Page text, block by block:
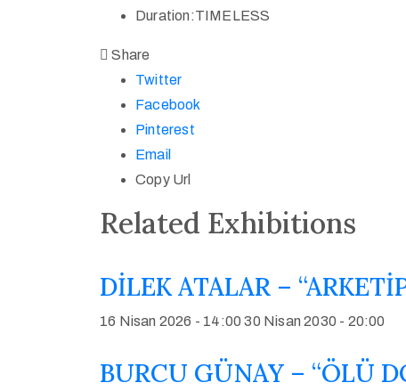
Duration:TIMELESS
Share
Twitter
Facebook
Pinterest
Email
Copy Url
Related Exhibitions
DİLEK ATALAR –
16 Nisan 2026 - 14:00 30 Nisan 2030 - 20:00
BURCU GÜNAY – “ÖLÜ